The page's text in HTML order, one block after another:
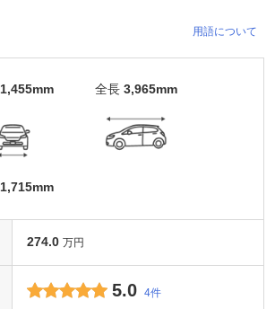
用語について
1,455mm
1,715mm
全長 3,965mm
274.0 万円
5.0 4件